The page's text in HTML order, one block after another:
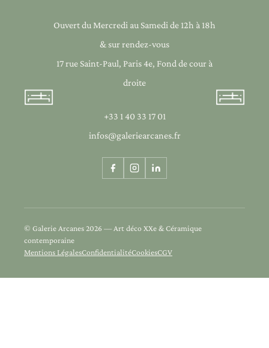
Ouvert du Mercredi au Samedi de 12h à 18h
& sur rendez-vous
17 rue Saint-Paul, Paris 4e, Fond de cour à
droite
+33 1 40 33 17 01
infos@galeriearcanes.fr
© Galerie Arcanes 2026 — Art déco XXe & Céramique
contemporaine
Mentions LégalesConfidentialitéCookiesCGV